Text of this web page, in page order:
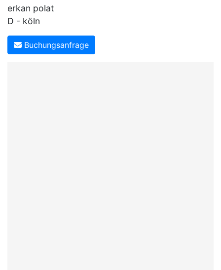
erkan polat
D - köln
Buchungsanfrage